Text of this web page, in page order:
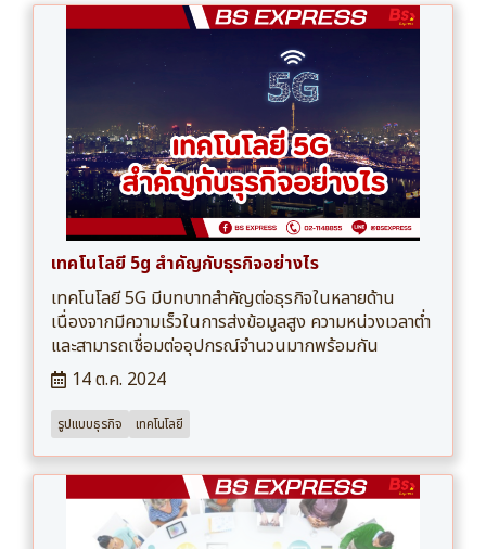
เทคโนโลยี 5g สําคัญกับธุรกิจอย่างไร
เทคโนโลยี 5G มีบทบาทสำคัญต่อธุรกิจในหลายด้าน
เนื่องจากมีความเร็วในการส่งข้อมูลสูง ความหน่วงเวลาต่ำ
และสามารถเชื่อมต่ออุปกรณ์จำนวนมากพร้อมกัน
14 ต.ค. 2024
รูปแบบธุรกิจ เทคโนโลยี